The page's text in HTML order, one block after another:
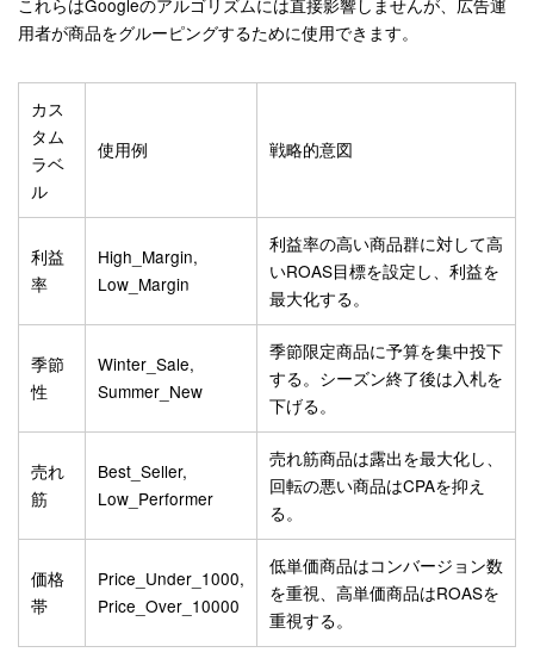
これらはGoogleのアルゴリズムには直接影響しませんが、広告運
用者が商品をグルーピングするために使用できます。
カス
タム
ラベ
ル
使用例 戦略的意図
利益
率
High_Margin,
Low_Margin
利益率の高い商品群に対して高
いROAS目標を設定し、利益を
最大化する。
季節
性
Winter_Sale,
Summer_New
季節限定商品に予算を集中投下
する。シーズン終了後は入札を
下げる。
売れ
筋
Best_Seller,
Low_Performer
売れ筋商品は露出を最大化し、
回転の悪い商品はCPAを抑え
る。
価格
帯
Price_Under_1000,
Price_Over_10000
低単価商品はコンバージョン数
を重視、高単価商品はROASを
重視する。